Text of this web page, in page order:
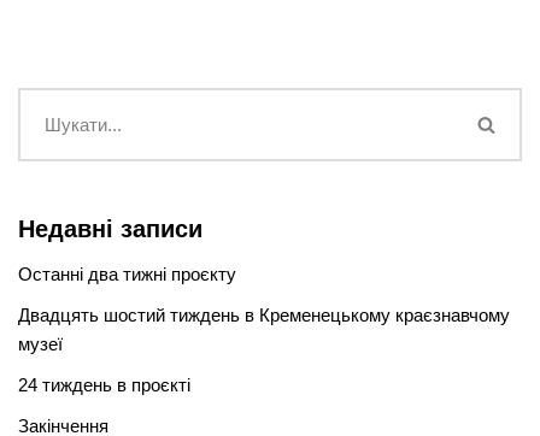
Недавні записи
Останні два тижні проєкту
Двадцять шостий тиждень в Кременецькому краєзнавчому
музеї
24 тиждень в проєкті
Закінчення